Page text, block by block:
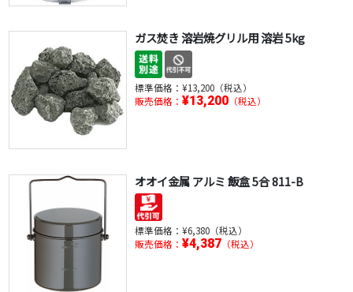
ガス焚き 溶岩焼グリル用 溶岩 5kg
標準価格： ¥13,200（税込）
販売価格： ¥13,200（税込）
オオイ金属 アルミ 飯盒 5合 811-B
標準価格： ¥6,380（税込）
販売価格： ¥4,387（税込）